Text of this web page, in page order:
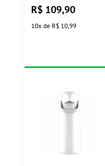
R$ 109,90
10x de R$ 10,99